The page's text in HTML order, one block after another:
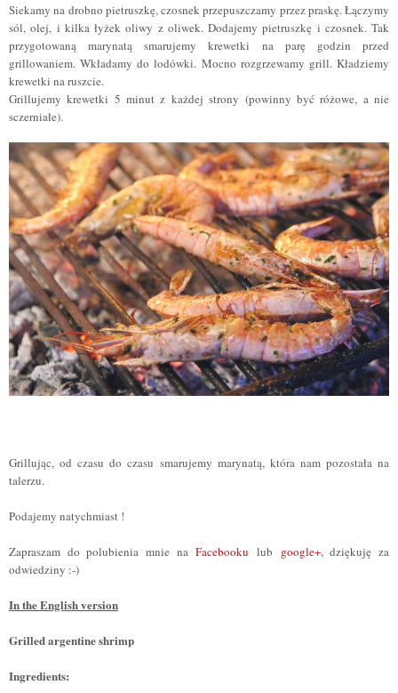
Siekamy na drobno pietruszkę, czosnek przepuszczamy przez praskę. Łączymy
sól, olej, i kilka łyżek oliwy z oliwek. Dodajemy pietruszkę i czosnek. Tak
przygotowaną marynatą smarujemy krewetki na parę godzin przed
grillowaniem. Wkładamy do lodówki. Mocno rozgrzewamy grill. Kładziemy
krewetki na ruszcie.
Grillujemy krewetki 5 minut z każdej strony (powinny być różowe, a nie
sczerniałe).
Grillując, od czasu do czasu smarujemy marynatą, która nam pozostała na
talerzu.
Podajemy natychmiast !
Zapraszam do polubienia mnie naFacebooku lub google+, dziękuję za
odwiedziny :-)
In the English version
Grilled argentine shrimp
Ingredients: